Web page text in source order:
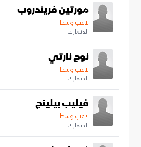
مورتين فريندروب
لاعب وسط
الدنمارك
نوح نارتي
لاعب وسط
الدنمارك
فيليب بيلينج
لاعب وسط
الدنمارك